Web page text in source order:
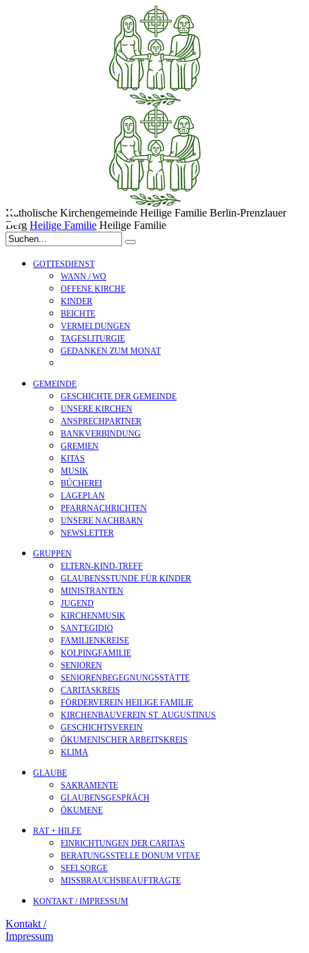
Katholische Kirchengemeinde Heilige Familie Berlin-Prenzlauer
Berg Heilige Familie Heilige Familie
GOTTESDIENST
WANN / WO
OFFENE KIRCHE
KINDER
BEICHTE
VERMELDUNGEN
TAGESLITURGIE
GEDANKEN ZUM MONAT
GEMEINDE
GESCHICHTE DER GEMEINDE
UNSERE KIRCHEN
ANSPRECHPARTNER
BANKVERBINDUNG
GREMIEN
KITAS
MUSIK
BÜCHEREI
LAGEPLAN
PFARRNACHRICHTEN
UNSERE NACHBARN
NEWSLETTER
GRUPPEN
ELTERN-KIND-TREFF
GLAUBENSSTUNDE FÜR KINDER
MINISTRANTEN
JUGEND
KIRCHENMUSIK
SANT'EGIDIO
FAMILIENKREISE
KOLPINGFAMILIE
SENIOREN
SENIOREN­BEGEGNUNGS­STÄTTE
CARITASKREIS
FÖRDERVEREIN HEILIGE FAMILIE
KIRCHENBAUVEREIN ST. AUGUSTINUS
GESCHICHTSVEREIN
ÖKUMENISCHER ARBEITSKREIS
KLIMA
GLAUBE
SAKRAMENTE
GLAUBENSGESPRÄCH
ÖKUMENE
RAT + HILFE
EINRICHTUNGEN DER CARITAS
BERATUNGSSTELLE DONUM VITAE
SEELSORGE
MISSBRAUCHSBEAUFTRAGTE
KONTAKT / IMPRESSUM
Kontakt /
Impressum